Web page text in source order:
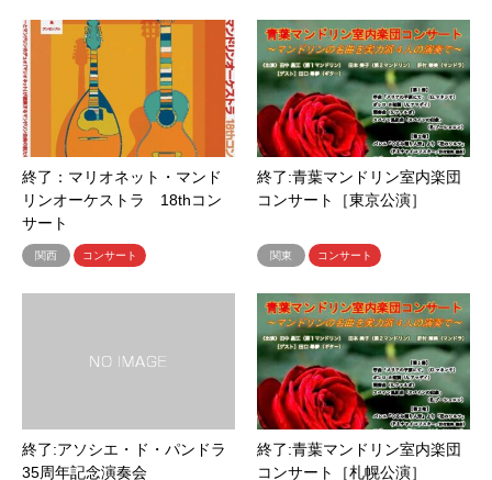
終了：マリオネット・マンド
リンオーケストラ 18thコン
サート
関西 コンサート
終了:青葉マンドリン室内楽団
コンサート［東京公演］
関東 コンサート
終了:アソシエ・ド・パンドラ
35周年記念演奏会
終了:青葉マンドリン室内楽団
コンサート［札幌公演］